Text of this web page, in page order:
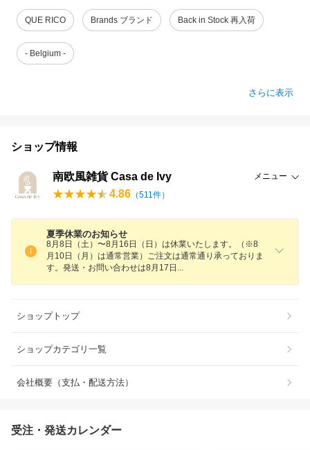
QUE RICO Brands ブランド Back in Stock 再入荷
- Belgium -
さらに表示
ショップ情報
南欧風雑貨 Casa de Ivy メニュー
4.86 （511件）
夏季休業のお知らせ
8月8日（土）〜8月16日（日）は休業いたします。（※8
月10日（月）は通常営業）ご注文は通常通り承っておりま
す。発送・お問い合わせは8月17 日
ショップトップ
ショップカテゴリ一覧
会社概要（支払・配送方法）
受注・発送カレンダー